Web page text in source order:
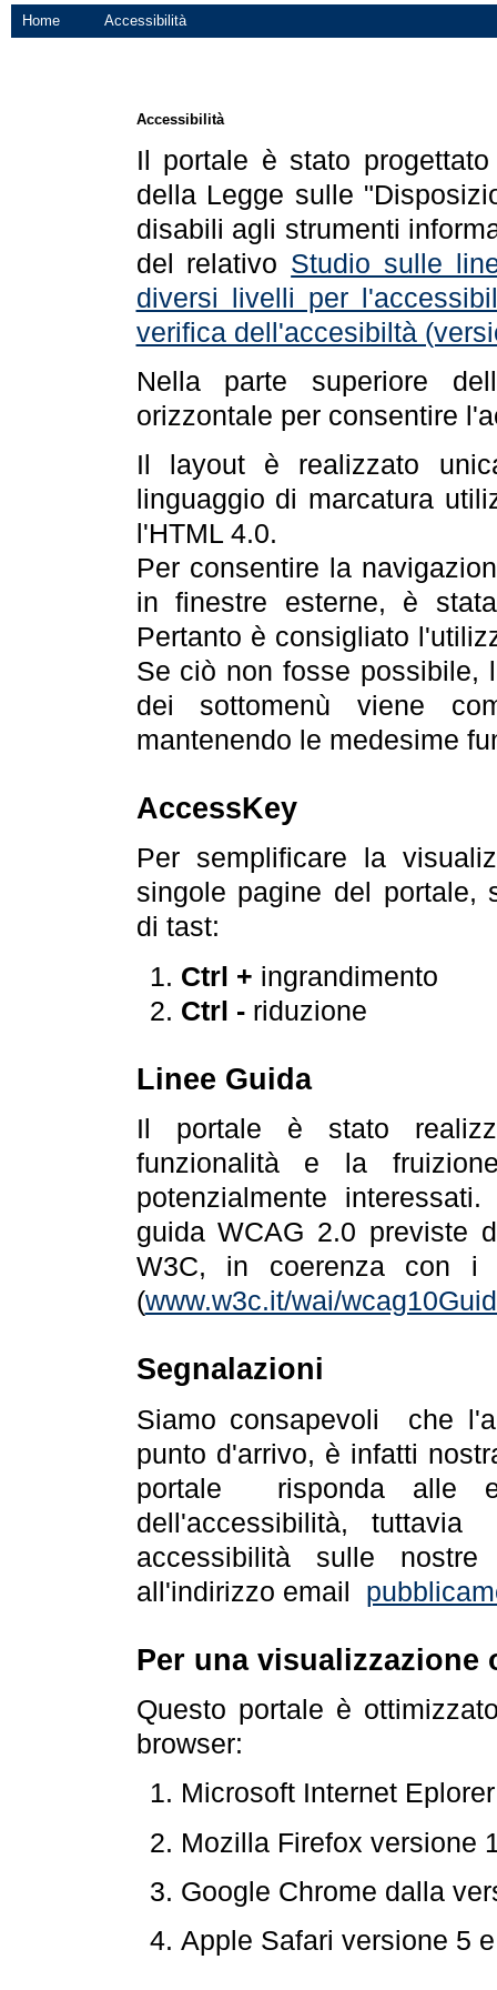
Home Accessibilità
Accessibilità
Il portale è stato
della Legge sulle
disabili agli strumenti
del relativo Studio sulle
diversi livelli per
verifica dell'accesibiltà
Nella parte superiore
orizzontale per consentire
Il layout è realizzato
linguaggio di marcatura
l'HTML 4.0.
Per consentire la
in finestre esterne, è
Pertanto è consigliato
Se ciò non fosse possibile,
dei sottomenù viene
mantenendo le medesime
AccessKey
Per semplificare la
singole pagine del portale,
di tast:
Ctrl + ingrandimento
Ctrl -riduzione
Linee Guida
Il portale è stato
funzionalità e la
potenzialmente
guida WCAG 2.0 previste
W3C, in coerenza con i
(www.w3c.it/wai/
Segnalazioni
Siamo consapevoli che
punto d'arrivo, è infatti
portale risponda alle
dell'accessibilità,
accessibilità sulle
all'indirizzo email
Per una visualizzazione
Questo portale è
browser:
Microsoft Internet
Mozilla Firefox versione
Google Chrome dalla
Apple Safari versione 5